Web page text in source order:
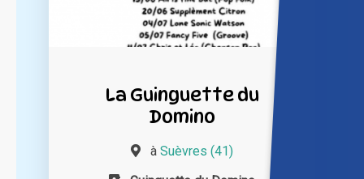
La Guinguette du
Domino
à Suèvres (41)